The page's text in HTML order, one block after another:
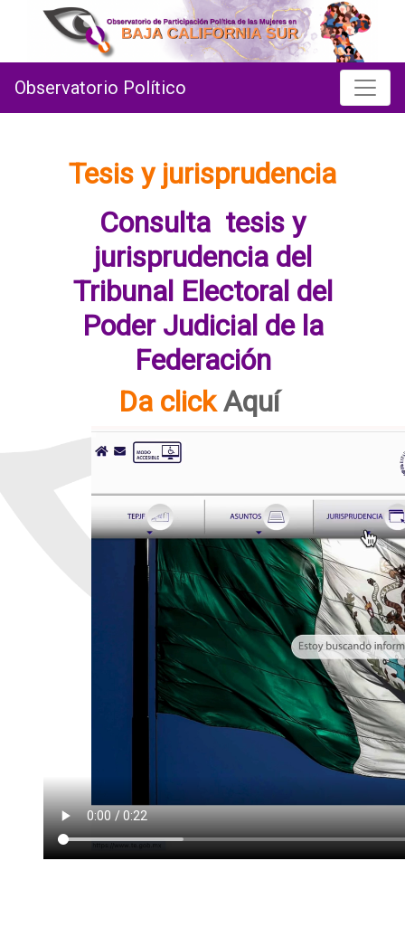
Observatorio Político
Tesis y jurisprudencia
Consulta tesis y
jurisprudencia del
Tribunal Electoral del
Poder Judicial de la
Federación
Da clickAquí